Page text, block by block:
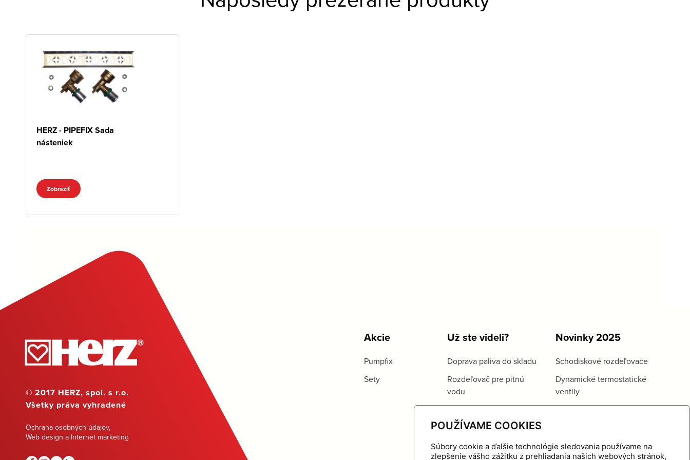
POUŽÍVAME COOKIES
Súbory cookie a ďalšie technológie sledovania používame na
zlepšenie vášho zážitku z prehliadania našich webových stránok,
HERZ - PIPEFIX Sada
násteniek
Zobraziť
© 2017 HERZ, spol. s r.o.
Všetky práva vyhradené
Ochrana osobných údajov,
Web design a Internet marketing
Akcie
Pumpfix
Sety
Už ste videli?
Doprava paliva do skladu
Rozdeľovač pre pitnú
vodu
Novinky 2025
Schodiskové rozdeľovače
Dynamické termostatické
ventily